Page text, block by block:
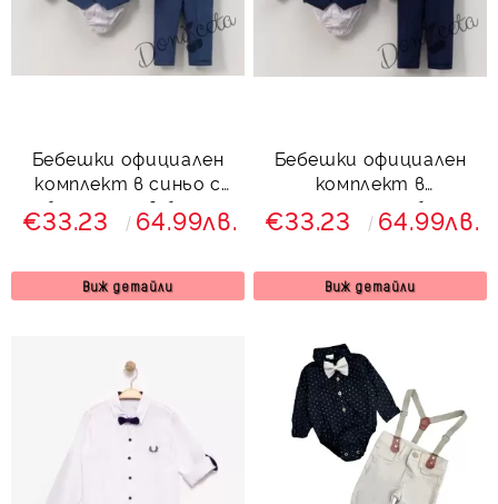
Бебешки официален
комплект в синьо с
боди-риза в бяло,
панталон, елек и
€33.23 64.99лв.
Виж детайли
Бебешки официален
комплект в
тъмносиньо с боди-
риза в бяло, панталон,
€33.23 64.99лв.
Виж детайли